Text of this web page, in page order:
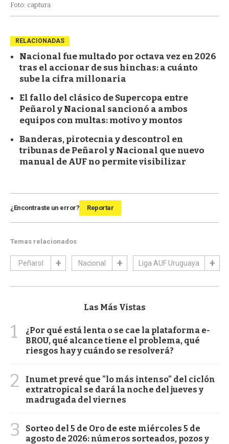
Foto: captura
RELACIONADAS
Nacional fue multado por octava vez en 2026
tras el accionar de sus hinchas: a cuánto
sube la cifra millonaria
El fallo del clásico de Supercopa entre
Peñarol y Nacional sancionó a ambos
equipos con multas: motivo y montos
Banderas, pirotecnia y descontrol en
tribunas de Peñarol y Nacional que nuevo
manual de AUF no permite visibilizar
¿Encontraste un error? Reportar
Temas relacionados
Peñarol Nacional Liga AUF Uruguaya
Las Más Vistas
1
¿Por qué está lenta o se cae la plataforma e-
BROU, qué alcance tiene el problema, qué
riesgos hay y cuándo se resolverá?
2
Inumet prevé que "lo más intenso" del ciclón
extratropical se dará la noche del jueves y
madrugada del viernes
3
Sorteo del 5 de Oro de este miércoles 5 de
agosto de 2026: números sorteados, pozos y